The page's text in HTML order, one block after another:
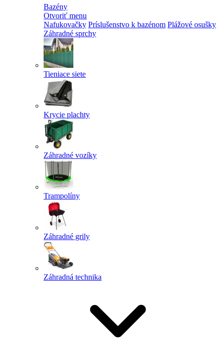
Bazény
Otvoriť menu
Nafukovačky Príslušenstvo k bazénom Plážové osušky
Záhradné sprchy
Tieniace siete
Krycie plachty
Záhradné vozíky
Trampolíny
Záhradné grily
Záhradná technika